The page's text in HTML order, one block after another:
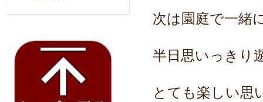
次は園庭で一緒
半日思いっきり
とても楽しい思